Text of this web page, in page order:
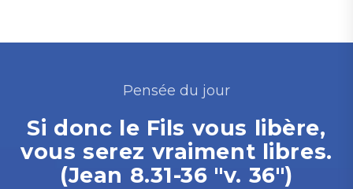
Pensée du jour
Si donc le Fils vous libère,
vous serez vraiment libres.
(Jean 8.31-36 "v. 36")